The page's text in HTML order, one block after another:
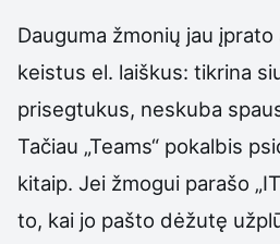
Dauguma žmonių jau
keistus el. laiškus: tikrina
prisegtukus, neskuba
Tačiau „Teams“ pokalbis
kitaip. Jei žmogui parašo
to, kai jo pašto dėžutę